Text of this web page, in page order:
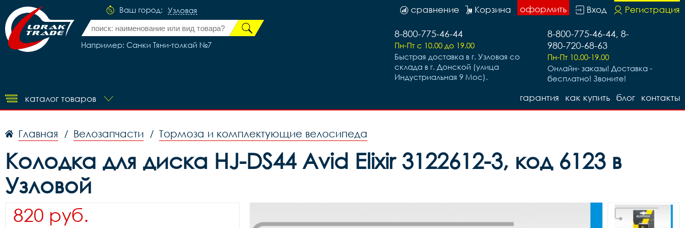
Ваш город: Узловая
Например: Санки Тяни-толкай №7
Регистрация
Вход
оформить
Корзина
сравнение
8-800-775-46-44, 8-
980-720-68-63
Пн-Пт 10.00-19.00
Онлайн- заказы! Доставка -
бесплатно! Звоните!
8-800-775-46-44
Пн-Пт с 10.00 до 19.00
Быстрая доставка в г. Узловая со
склада в г. Донской (улица
Индустриальная 9 Мос).
каталог товаров контакты
блог
как купить
гарантия
Главная / Велозапчасти / Тормоза и комплектующие велосипеда
Колодка для диска HJ-DS44 Avid Elixir 3122612-3, код 6123 в
Узловой
820 руб.